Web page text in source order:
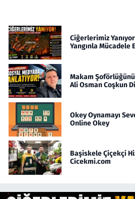
Ciğerlerimiz
Yangınla Mücadele
Makam
Ali Osman Coşkun
Okey Oynamayı
Online Okey
Başiskele Çiçekçi
Cicekmi.com